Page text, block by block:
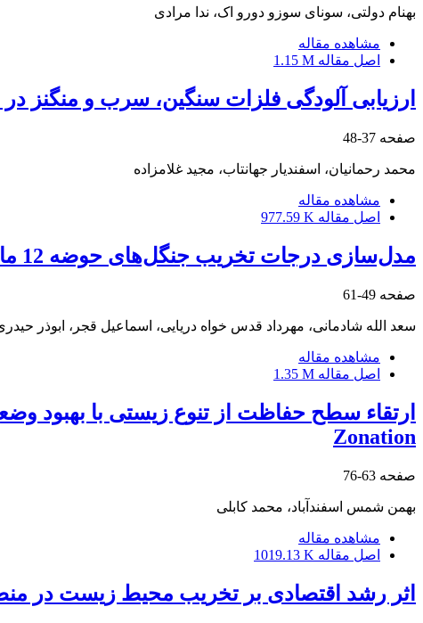
بهنام دولتی، سونای سوزو دورو اک، ندا مرادی
مشاهده مقاله
اصل مقاله 1.15 M
ارزیابی آلودگی فلزات سنگین، سرب و منگنز
صفحه 37-48
محمد رحمانیان، اسفندیار جهانتاب، مجید غلامزاده
مشاهده مقاله
اصل مقاله 977.59 K
مدل‌سازی درجات تخریب جنگل‌های حوضه 12 ماسال استان گیلان با استفاده از رگرسیون لجستیک
صفحه 49-61
سعد الله شادمانی، مهرداد قدس خواه دریایی، اسماعیل قجر، ابوذر
مشاهده مقاله
اصل مقاله 1.35 M
ارتقاء سطح حفاظت از تنوع زیستی با بهبود
Zonation
صفحه 63-76
بهمن شمس اسفندآباد، محمد کابلی
مشاهده مقاله
اصل مقاله 1019.13 K
اثر رشد اقتصادی بر تخریب محیط زیست در